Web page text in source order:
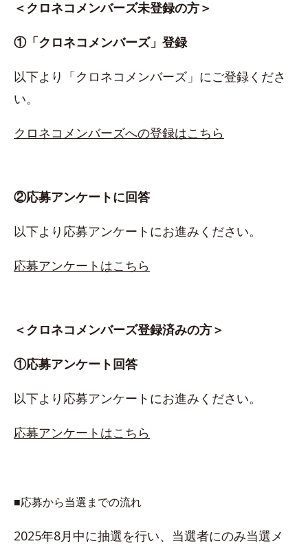
＜クロネコメンバーズ未登録の方＞
①「クロネコメンバーズ」登録
以下より「クロネコメンバーズ」にご登録くださ
い。
クロネコメンバーズへの登録はこちら
②応募アンケートに回答
以下より応募アンケートにお進みください。
応募アンケートはこちら
＜クロネコメンバーズ登録済みの方＞
①応募アンケート回答
以下より応募アンケートにお進みください。
応募アンケートはこちら
■応募から当選までの流れ
2025年8月中に抽選を行い、当選者にのみ当選メ